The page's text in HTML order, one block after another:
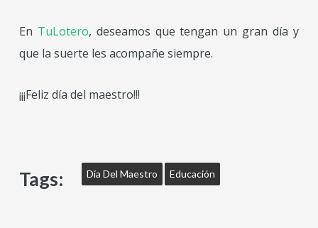
En TuLotero, deseamos que tengan un gran día y
que la suerte les acompañe siempre.
¡¡¡Feliz día del maestro!!!
Tags: Día Del Maestro Educación